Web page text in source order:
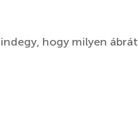
hogy milyen ábrát